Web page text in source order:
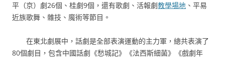
平（京）劇26個、桂劇9個，還有歌劇、活報劇教學場地 、平易
近族歌舞、雜技、魔術等節目。
在東北劇展中，話劇是全部表演運動的主力軍，總共表演了
80個劇目，包含中國話劇《愁城記》《法西斯細菌》《戲劇年